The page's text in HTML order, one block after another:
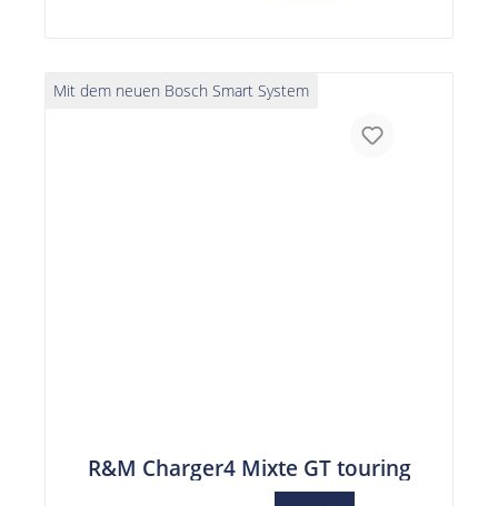
Mit dem neuen Bosch Smart System
R&M Charger4 Mixte GT touring